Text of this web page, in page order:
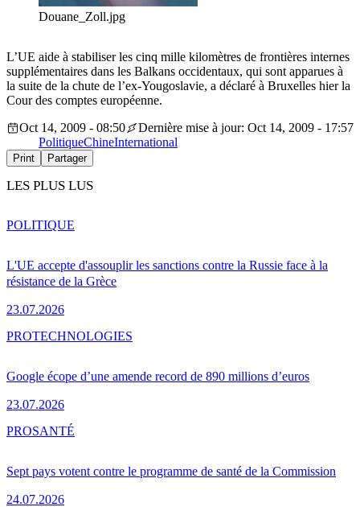
Douane_Zoll.jpg
L’UE aide à stabiliser les cinq mille kilomètres de frontières internes
supplémentaires dans les Balkans occidentaux, qui sont apparues à
la suite de la chute de l’ex-Yougoslavie, a déclaré à Bruxelles hier la
Cour des comptes européenne.
Oct 14, 2009 - 08:50
Dernière mise à jour: Oct 14, 2009 - 17:57
PolitiqueChineInternational
Print Partager
LES PLUS LUS
L'UE accepte d'assouplir les sanctions contre la Russie face à la
résistance de la Grèce
23.07.2026
POLITIQUE
Google écope d’une amende record de 890 millions d’euros
23.07.2026
PROTECHNOLOGIES
Sept pays votent contre le programme de santé de la Commission
24.07.2026
PROSANTÉ